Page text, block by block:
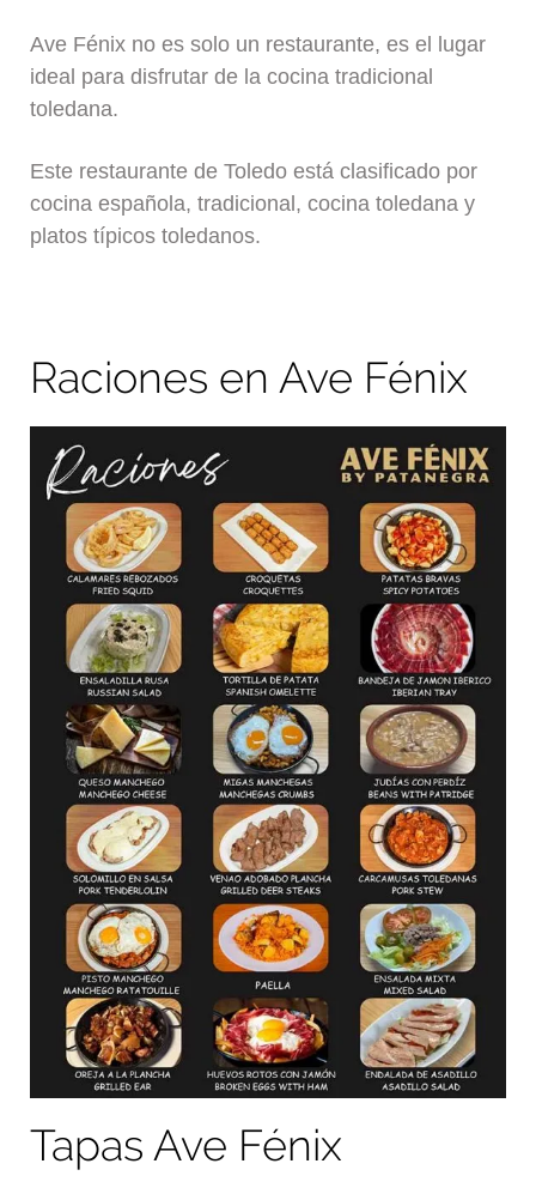
Ave Fénix no es solo un restaurante, es el lugar
ideal para disfrutar de la cocina tradicional
toledana.
Este restaurante de Toledo está clasificado por
cocina española, tradicional, cocina toledana y
platos típicos toledanos.
Raciones en Ave Fénix
Tapas Ave Fénix